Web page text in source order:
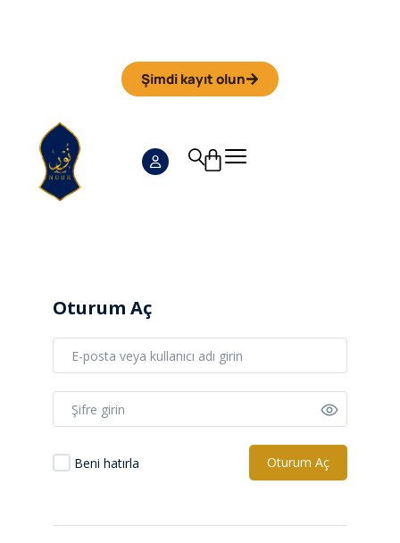
Şimdi kayıt olun
Oturum Aç
Beni hatırla Oturum Aç